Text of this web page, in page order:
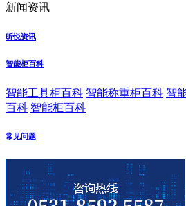
新闻资讯
昕悦资讯
智能柜百科
智能工具柜百科 智能称重柜百科 智
百科 智能柜百科
常见问题